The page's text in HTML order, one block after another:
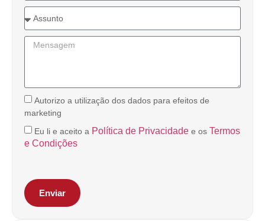
Autorizo a utilização dos dados para efeitos de
marketing
Eu li e aceito a Política de Privacidade e os Termos
e Condições
Enviar